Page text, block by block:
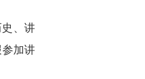
、讲
加讲